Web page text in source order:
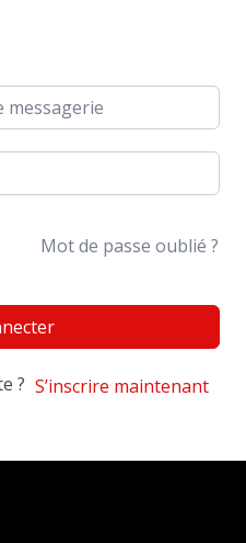
Mot de passe oublié ?
? S’inscrire maintenant